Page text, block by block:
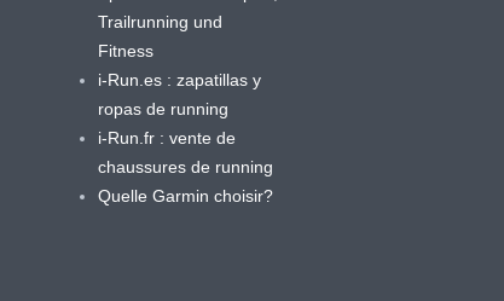
Trailrunning und
Fitness
i-Run.es : zapatillas y
ropas de running
i-Run.fr : vente de
chaussures de running
Quelle Garmin choisir?